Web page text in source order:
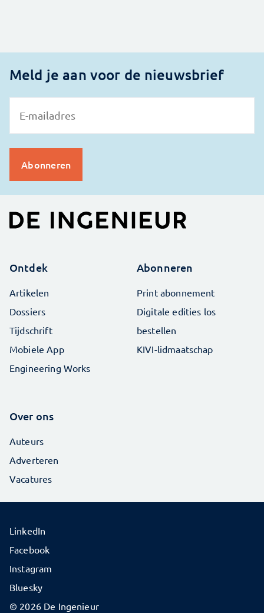
Meld je aan voor de nieuwsbrief
Ontdek
Artikelen
Dossiers
Tijdschrift
Mobiele App
Engineering Works
Abonneren
Print abonnement
Digitale edities los
bestellen
KIVI-lidmaatschap
Over ons
Auteurs
Adverteren
Vacatures
© 2026 De Ingenieur
LinkedIn
Facebook
Instagram
Bluesky